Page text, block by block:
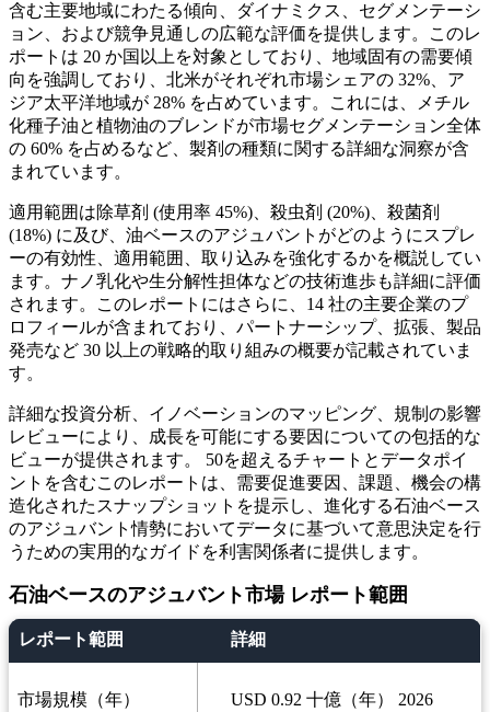
含む主要地域にわたる傾向、ダイナミクス、セグメンテーシ
ョン、および競争見通しの広範な評価を提供します。このレ
ポートは 20 か国以上を対象としており、地域固有の需要傾
向を強調しており、北米がそれぞれ市場シェアの 32%、ア
ジア太平洋地域が 28% を占めています。これには、メチル
化種子油と植物油のブレンドが市場セグメンテーション全体
の 60% を占めるなど、製剤の種類に関する詳細な洞察が含
まれています。
適用範囲は除草剤 (使用率 45%)、殺虫剤 (20%)、殺菌剤
(18%) に及び、油ベースのアジュバントがどのようにスプレ
ーの有効性、適用範囲、取り込みを強化するかを概説してい
ます。ナノ乳化や生分解性担体などの技術進歩も詳細に評価
されます。このレポートにはさらに、14 社の主要企業のプ
ロフィールが含まれており、パートナーシップ、拡張、製品
発売など 30 以上の戦略的取り組みの概要が記載されていま
す。
詳細な投資分析、イノベーションのマッピング、規制の影響
レビューにより、成長を可能にする要因についての包括的な
ビューが提供されます。 50を超えるチャートとデータポイ
ントを含むこのレポートは、需要促進要因、課題、機会の構
造化されたスナップショットを提示し、進化する石油ベース
のアジュバント情勢においてデータに基づいて意思決定を行
うための実用的なガイドを利害関係者に提供します。
石油ベースのアジュバント市場 レポート範囲
レポート範囲 詳細
市場規模（年） USD 0.92 十億（年） 2026